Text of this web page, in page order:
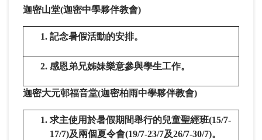
迦密山堂(迦密中學夥伴教會)
記念暑假活動的安排。
感恩弟兄姊妹樂意參與學生工作。
迦密大元邨福音堂(迦密柏雨中學夥伴教會)
求主使用於暑假期間舉行的兒童聖經班(15/7-
17/7)及兩個夏令會(19/7-23/7及26/7-30/7)。